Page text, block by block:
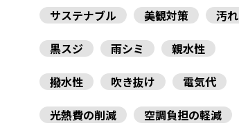
サステナブル
美観対策
汚れ
黒スジ
雨シミ
親水性
撥水性
吹き抜け
電気代
光熱費の削減
空調負担の軽減